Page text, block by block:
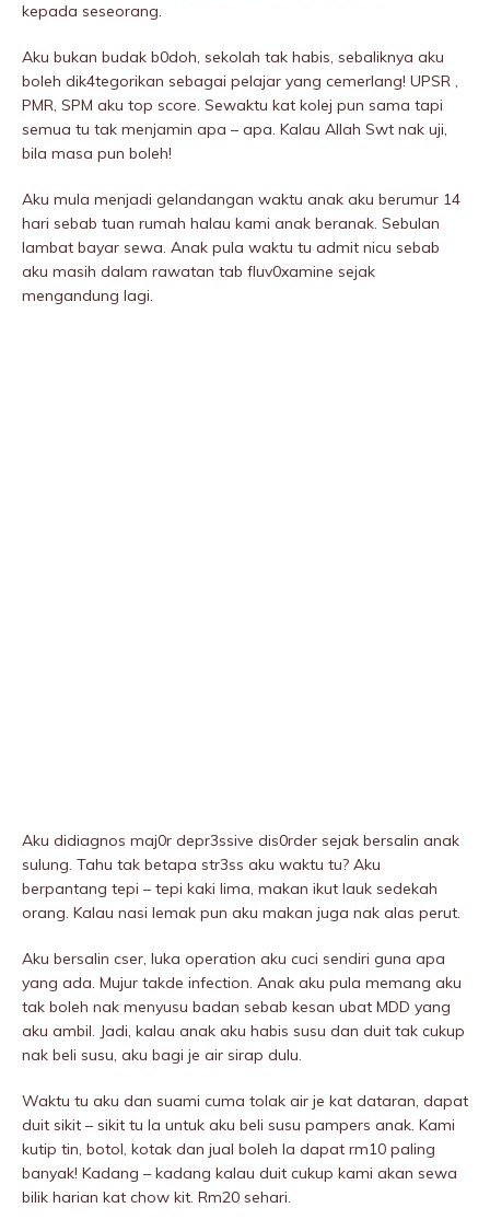
kepada seseorang.
Aku bukan budak b0doh, sekolah tak habis, sebaliknya aku
boleh dik4tegorikan sebagai pelajar yang cemerlang! UPSR ,
PMR, SPM aku top score. Sewaktu kat kolej pun sama tapi
semua tu tak menjamin apa – apa. Kalau Allah Swt nak uji,
bila masa pun boleh!
Aku mula menjadi gelandangan waktu anak aku berumur 14
hari sebab tuan rumah halau kami anak beranak. Sebulan
lambat bayar sewa. Anak pula waktu tu admit nicu sebab
aku masih dalam rawatan tab fluv0xamine sejak
mengandung lagi.
Aku didiagnos maj0r depr3ssive dis0rder sejak bersalin anak
sulung. Tahu tak betapa str3ss aku waktu tu? Aku
berpantang tepi – tepi kaki lima, makan ikut lauk sedekah
orang. Kalau nasi lemak pun aku makan juga nak alas perut.
Aku bersalin cser, Iuka operation aku cuci sendiri guna apa
yang ada. Mujur takde infection. Anak aku pula memang aku
tak boleh nak menyusu badan sebab kesan ubat MDD yang
aku ambil. Jadi, kalau anak aku habis susu dan duit tak cukup
nak beli susu, aku bagi je air sirap dulu.
Waktu tu aku dan suami cuma tolak air je kat dataran, dapat
duit sikit – sikit tu la untuk aku beli susu pampers anak. Kami
kutip tin, botol, kotak dan jual boleh la dapat rm10 paling
banyak! Kadang – kadang kalau duit cukup kami akan sewa
bilik harian kat chow kit. Rm20 sehari.